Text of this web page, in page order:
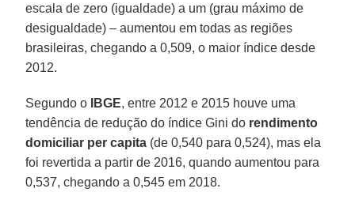
escala de zero (igualdade) a um (grau máximo de
desigualdade) – aumentou em todas as regiões
brasileiras, chegando a 0,509, o maior índice desde
2012.
Segundo o IBGE, entre 2012 e 2015 houve uma
tendência de redução do índice Gini do rendimento
domiciliar per capita (de 0,540 para 0,524), mas ela
foi revertida a partir de 2016, quando aumentou para
0,537, chegando a 0,545 em 2018.